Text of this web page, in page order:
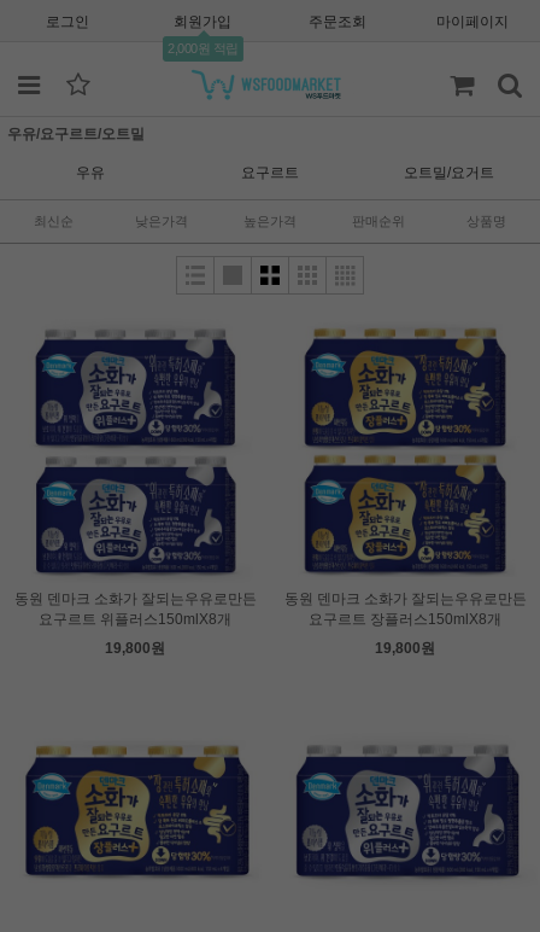
로그인 회원가입
2,000원 적립
주문조회 마이페이지
우유/요구르트/오트밀
우유 요구르트 오트밀/요거트
최신순 낮은가격 높은가격 판매순위 상품명
동원 덴마크 소화가 잘되는우유로만든
요구르트 위플러스150mlX8개
19,800원
동원 덴마크 소화가 잘되는우유로만든
요구르트 장플러스150mlX8개
19,800원